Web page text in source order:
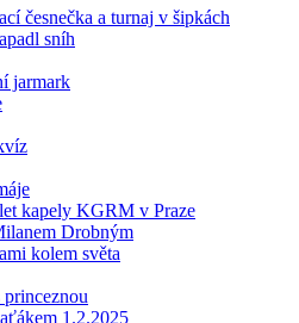
česnečka a turnaj v šipkách
sníh
jarmark
kapely KGRM v Praze
Drobným
kolem světa
1.2.2025